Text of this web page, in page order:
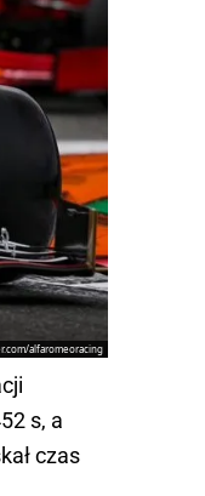
alfaromeoracing
s, a
czas